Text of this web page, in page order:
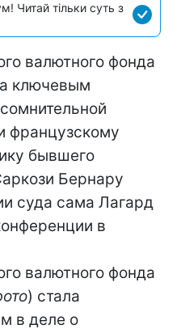
Читай тільки суть з
валютного фонда
ключевым
французскому
бывшего
Бернару
суда сама Лагард
в
валютного фонда
) стала
в деле о